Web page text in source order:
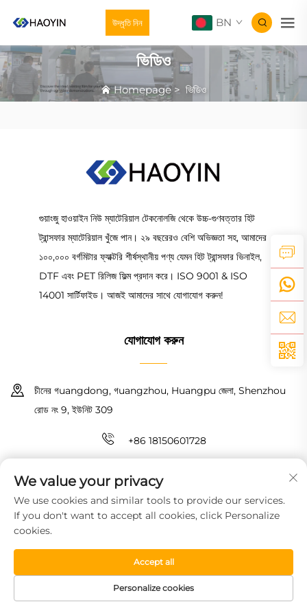
উদ্ধৃতি নিন BN
ভিডিও
Homepage> ভিডিও
গুয়াংজু হাওয়াইন নিউ ম্যাটেরিয়াল টেকনোলজি থেকে উচ্চ-গুণবত্তার হিট
ট্রান্সফার ম্যাটেরিয়াল খুঁজে পান। ২৯ বছরেরও বেশি অভিজ্ঞতা সহ, আমাদের
১০০,০০০ বর্গমিটার ফ্যাক্টরি শীর্ষস্থানীয় পণ্য যেমন হিট ট্রান্সফার ভিনাইল,
DTF এবং PET রিলিজ ফিল্ম প্রদান করে। ISO 9001 & ISO
14001 সার্টিফাইড। আজই আমাদের সাথে যোগাযোগ করুন!
যোগাযোগ করুন
চীনের গuangdong, গuangzhou, Huangpu জেলা, Shenzhou
রোড নং 9, ইউনিট 309
+86 18150601728
কপিরাইট © 2026 গুয়াংঝো হাওইন নিউ ম্যাটেরিয়াল টেকনোলজি কো., লিমিটেড। সমস্ত অধিকার
সংরক্ষিত। গোপনীয়তা নীতি
HOMEPAGE পণ্য সামগ্রী বিনামূল্যে নমুনা টেলিফোন
We value your privacy
We use cookies and similar tools to provide our services.
If you don't want to accept all cookies, click Personalize
cookies.
Personalize cookies
Accept all